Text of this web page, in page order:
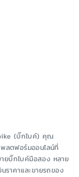
(บิ๊กไบค์) คุณ
ลตฟอร์มออนไลน์ที่
ายบิ๊กไบค์มือสอง หลาย
ราคาและขายรถของ